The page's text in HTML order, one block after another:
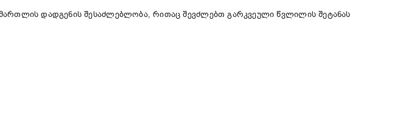
დადგენის შესაძლებლობა, რითაც შევძლებთ გარკვეული წვლილის შეტანას